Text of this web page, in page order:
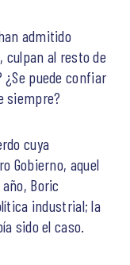
admitido
al resto de
puede confiar
siempre?
cuya
Gobierno, aquel
Boric
industrial; la
sido el caso.